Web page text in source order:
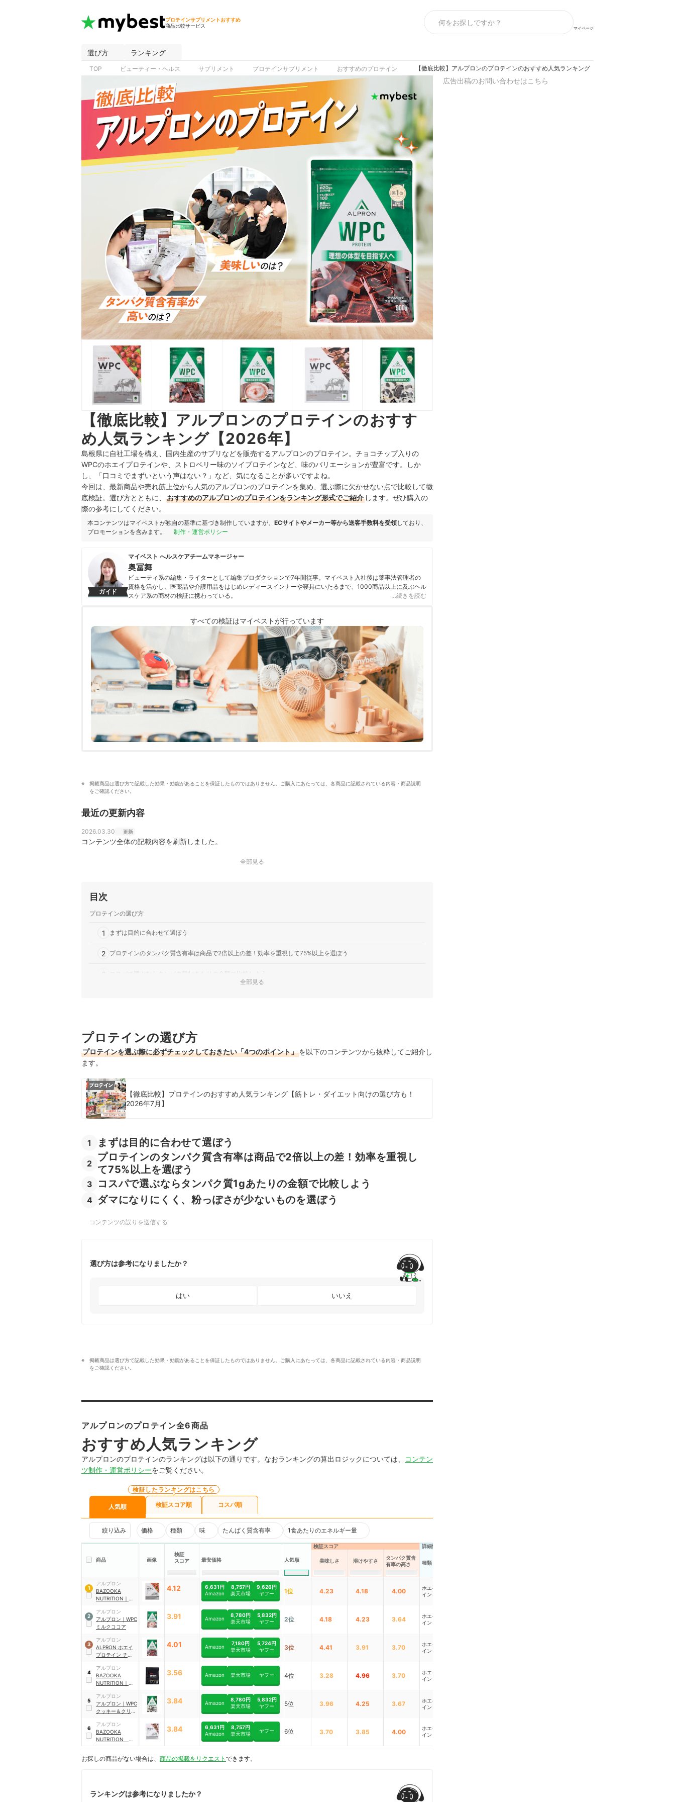
プロテインサプリメントおすすめ
商品比較サービス
マイページ
選び方 ランキング
TOP ビューティー・ヘルス サプリメント プロテインサプリメント おすすめのプロテイン 【徹底比較】アルプロンのプロテインのおすすめ人気ランキング【2026年】
【徹底比較】アルプロンのプロテインのおすす
め人気ランキング【2026年】
島根県に自社工場を構え、国内生産のサプリなどを販売するアルプロンのプロテイン。チョコチップ入りの
WPCのホエイプロテインや、ストロベリー味のソイプロテインなど、味のバリエーションが豊富です。しか
し、「口コミでまずいという声はない？」など、気になることが多いですよね。
今回は、最新商品や売れ筋上位から人気のアルプロンのプロテインを集め、選ぶ際に欠かせない点で比較して徹
底検証。選び方とともに、
おすすめのアルプロンのプロテインをランキング形式でご紹介 します。ぜひ購入の
際の参考にしてください。
本コンテンツはマイベストが独自の基準に基づき制作していますが、 ECサイトやメーカー等から送客手数料を受領しており、
プロモーションを含みます。
制作・運営ポリシー
ガイド
マイベスト へルスケアチームマネージャー
奥冨舞
ビューティ系の編集・ライターとして編集プロダクションで7年間従事。マイベスト入社後は薬事法管理者の
資格を活かし、医薬品や介護用品をはじめレディースインナーや寝具にいたるまで、1000商品以上に及ぶヘル
スケア系の商材の検証に携わっている。
…続きを読む
すべての検証はマイベストが行っています
掲載商品は選び方で記載した効果・効能があることを保証したものではありません。ご購入にあたっては、各商品に記載されている内容・商品説明
をご確認ください。
最近の更新内容
2026.03.30 更新
コンテンツ全体の記載内容を刷新しました。
全部見る
目次
プロテインの選び方
1 まずは目的に合わせて選ぼう
2 プロテインのタンパク質含有率は商品で2倍以上の差！効率を重視して75%以上を選ぼう
3 コスパで選ぶならタンパク質1gあたりの金額で比較しよう
売れ筋の人気アルプロンのプロテイン全6商品を徹底比較！
アルプロンのプロテインの売れ筋ランキングもチェック！
全部見る
プロテインの選び方
プロテインを選ぶ際に必ずチェックしておきたい「4つのポイント」を以下のコンテンツから抜粋してご紹介し
ます。
【徹底比較】プロテインのおすすめ人気ランキング【筋トレ・ダイエット向けの選び方も！
2026年7月】
1 まずは目的に合わせて選ぼう
2
プロテインのタンパク質含有率は商品で2倍以上の差！効率を重視し
て75%以上を選ぼう
3 コスパで選ぶならタンパク質1gあたりの金額で比較しよう
4 ダマになりにくく、粉っぽさが少ないものを選ぼう
コンテンツの誤りを送信する
選び方は参考になりましたか？
はい いいえ
掲載商品は選び方で記載した効果・効能があることを保証したものではありません。ご購入にあたっては、各商品に記載されている内容・商品説明
をご確認ください。
アルプロンのプロテイン全6商品
おすすめ人気ランキング
アルプロンのプロテインのランキングは以下の通りです。なおランキングの算出ロジックについては、
コンテン
ツ制作・運営ポリシーをご覧ください。
人気順
検証したランキングはこちら
検証スコア順 コスパ順
絞り込み 価格 種類 味 たんぱく質含有率 1食あたりのエネルギー量
商品 画像
検証
スコア
最安価格 人気順
検証スコア 詳細情報
美味しさ 溶けやすさ
タンパク質含
有率の高さ
種類
1
アルプロン
BAZOOKA
NUTRITION ｜
テイン）
4.12
6,631円
Amazon
8,757円
楽天市場
9,626円
ヤフー
1位 4.23 4.18 4.00
ホエイプロテ
イン
2
アルプロン
アルプロン ｜ WPC
ミルクココア
3.91 Amazon
8,780円
楽天市場
5,832円
ヤフー
2位 4.18 4.23 3.64
ホエイプロテ
イン
3
アルプロン
ALPRON ホエイ
プロテイン チョコ
4.01 Amazon
7,180円
楽天市場
5,724円
ヤフー
3位 4.41 3.91 3.70
ホエイプロテ
イン
4
アルプロン
BAZOOKA
NUTRITION ｜
チド）
3.56 Amazon 楽天市場 ヤフー 4位 3.28 4.96 3.70
ホエイプロテ
イン
5
アルプロン
アルプロン ｜ WPC
クッキー＆クリー
3.84 Amazon
8,780円
楽天市場
5,832円
ヤフー
5位 3.96 4.25 3.67
ホエイプロテ
イン
6
アルプロン
BAZOOKA
NUTRITION ホ
エイプロテイン
3.84
6,631円
Amazon
8,757円
楽天市場
ヤフー 6位 3.70 3.85 4.00
ホエイプロテ
イン
お探しの商品がない場合は、 商品の掲載をリクエスト できます。
ランキングは参考になりましたか？
広告出稿のお問い合わせはこちら